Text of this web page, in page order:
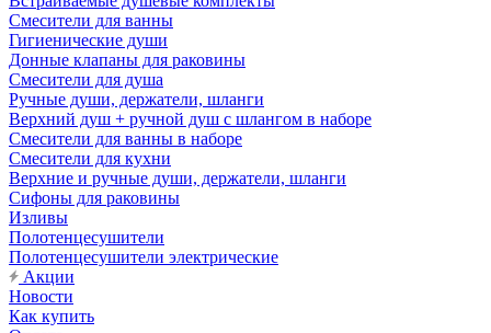
Смесители для ванны
Гигиенические души
Донные клапаны для раковины
Смесители для душа
Ручные души, держатели, шланги
Верхний душ + ручной душ с шлангом в наборе
Смесители для ванны в наборе
Смесители для кухни
Верхние и ручные души, держатели, шланги
Сифоны для раковины
Изливы
Полотенцесушители
Полотенцесушители электрические
Акции
Новости
Как купить